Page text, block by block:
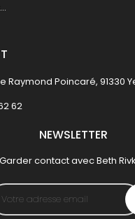
Raymond Poincaré, 91330
62
NEWSLETTER
Garder contact avec Beth